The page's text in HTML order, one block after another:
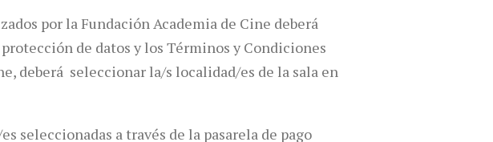
por la Fundación Academia de Cine deberá
de datos y los Términos y Condiciones
deberá seleccionar la/s localidad/es de la sala en
seleccionadas a través de la pasarela de pago